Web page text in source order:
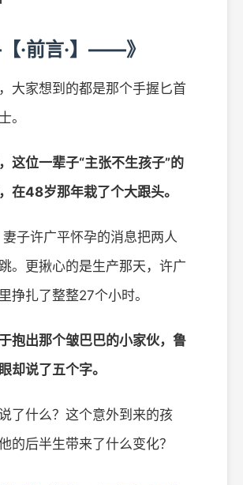
·前言·】——》
大家想到的都是那个手握匕首
。
这位一辈子“主张不生孩子”的
在48岁那年栽了个大跟头。
子许广平怀孕的消息把两人
。更揪心的是生产那天，许广
挣扎了整整27个小时。
抱出那个皱巴巴的小家伙，鲁
却说了五个字。
了什么？这个意外到来的孩
的后半生带来了什么变化？